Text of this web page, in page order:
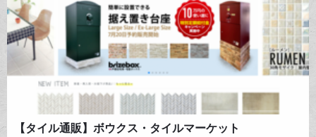
【タイル通販】ボウクス・タイルマーケット